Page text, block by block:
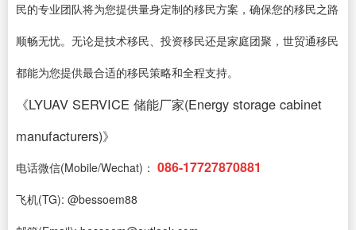
民的专业团队将为您提供量身定制的移民方案，确保您的移民之路
顺畅无忧。无论是技术移民、投资移民还是家庭团聚，世贸通移民
都能为您提供最合适的移民策略和全程支持。
《LYUAV SERVICE 储能厂家(Energy storage cabinet
manufacturers)》
电话微信(Mobile/Wechat)： 086-17727870881
飞机(TG): @bessoem88